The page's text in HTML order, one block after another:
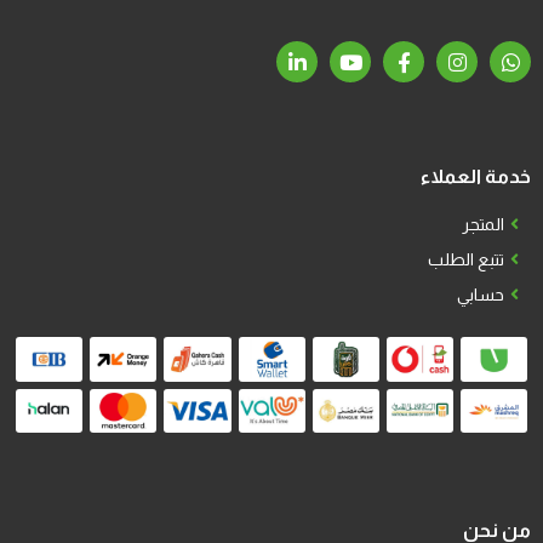
خدمة العملاء
المتجر
تتبع الطلب
حسابي
من نحن